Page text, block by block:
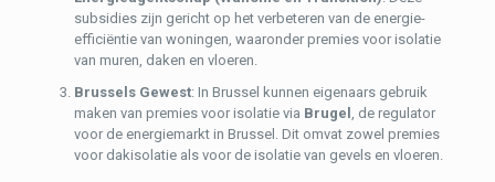
subsidies zijn gericht op het verbeteren van de energie-
efficiëntie van woningen, waaronder premies voor isolatie
van muren, daken en vloeren.
Brussels Gewest: In Brussel kunnen eigenaars gebruik
maken van premies voor isolatie via Brugel
, de regulator
voor de energiemarkt in Brussel. Dit omvat zowel premies
voor dakisolatie als voor de isolatie van gevels en vloeren.